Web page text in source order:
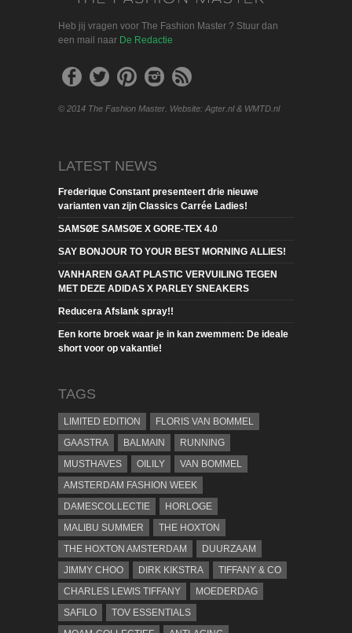
Heb jij vragen voor The Fashion Master ? Stuur dan
een mail naar De Redactie
© 2014 The Fashion Master. Website: Agter.nl & WMTD.nl
LATEST NEWS
Frederique Constant presenteert drie nieuwe
varianten van zijn Classics Carrée Ladies!
SAMSØE SAMSØE X GORE-TEX 4.0
SAY BONJOUR TO YOUR BEST MORNING ALLIES!
VANHAREN GAAT PLASTIC VERVUILING TEGEN
MET DEZE ADIDAS X PARLEY SNEAKERS
Reducera Afslank spray!!
Een korte broek waar je in kan zwemmen: De ideale
short voor op vakantie!
TAGS
LIMITED EDITION
FLORIS VAN BOMMEL
GAASTRA
BALMAIN
RUNNING
MUSTHAVES
OILILY
VAN BOMMEL
AMSTERDAM FASHION WEEK
DAMESCOLLECTIE
HORLOGE
MALIBU SUMMER
THE HOXTON
THE HOXTON AMSTERDAM
DUURZAAM
JIMMY CHOO
DIRK KIKSTRA
TIFFANY & CO
CHARLES LEWIS TIFFANY
MOEDERDAG
SAFILO
TOV ESSENTIALS